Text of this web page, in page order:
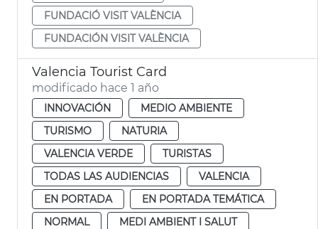
FUNDACIÓ VISIT VALÈNCIA
FUNDACIÓN VISIT VALÈNCIA
Valencia Tourist Card
modificado hace 1 año
INNOVACIÓN
MEDIO AMBIENTE
TURISMO
NATURIA
VALENCIA VERDE
TURISTAS
TODAS LAS AUDIENCIAS
VALENCIA
EN PORTADA
EN PORTADA TEMÁTICA
NORMAL
MEDI AMBIENT I SALUT